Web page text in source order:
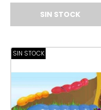
SIN STOCK
SIN STOCK